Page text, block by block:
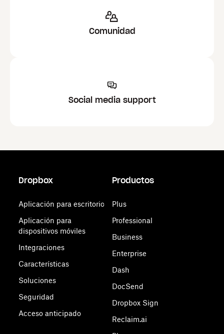
Comunidad
Social media support
Dropbox
Aplicación para escritorio
Aplicación para
dispositivos móviles
Integraciones
Características
Soluciones
Seguridad
Acceso anticipado
Productos
Plus
Professional
Business
Enterprise
Dash
DocSend
Dropbox Sign
Reclaim.ai